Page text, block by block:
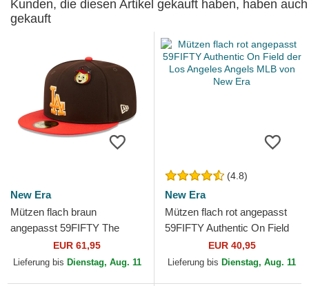
Kunden, die diesen Artikel gekauft haben, haben auch
gekauft
New Era
Mützen flach braun
angepasst 59FIFTY The
Elements Fire Pin der Los
Angeles Dodgers MLB von
EUR 61,95
Lieferung bis Dienstag, Aug. 11
(4.8)
New Era
Mützen flach rot angepasst
59FIFTY Authentic On Field
der Los Angeles Angels MLB
von New Era
EUR 40,95
Lieferung bis Dienstag, Aug. 11